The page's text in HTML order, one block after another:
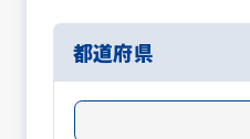
都道府県